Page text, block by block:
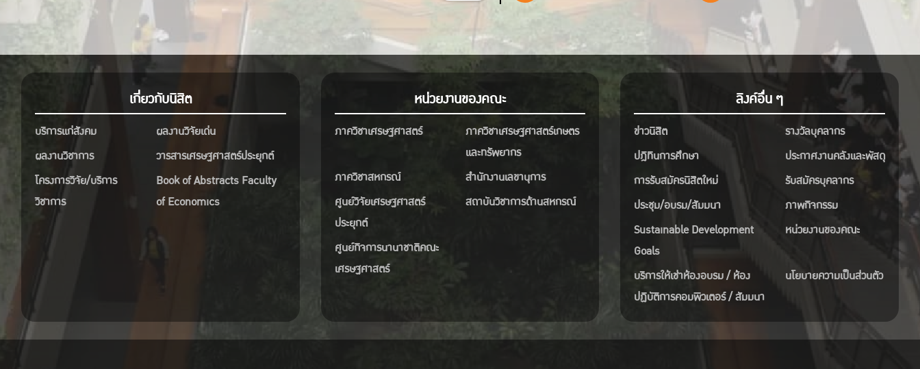
เกี่ยวกับนิสิต
บริการแก่สังคม
ผลงานวิจัยเด่น
ผลงานวิชาการ
วารสารเศรษฐศาสตร์ประยุกต์
โครงการวิจัย/บริการ
วิชาการ
Book of Abstracts Faculty
of Economics
หน่วยงานของคณะ
ภาควิชาเศรษฐศาสตร์
ภาควิชาเศรษฐศาสตร์เกษตร
และทรัพยากร
ภาควิชาสหกรณ์
สำนักงานเลขานุการ
ศูนย์วิจัยเศรษฐศาสตร์
ประยุกต์
สถาบันวิชาการด้านสหกรณ์
ศูนย์กิจการนานาชาติคณะ
เศรษฐศาสตร์
ลิงค์อื่น ๆ
ข่าวนิสิต
รางวัลบุคลากร
ปฎิทินการศึกษา
ประกาศงานคลังและพัสดุ
การรับสมัครนิสิตใหม่
รับสมัครบุคลากร
ประชุม/อบรม/สัมมนา
ภาพกิจกรรม
Sustainable Development
Goals
หน่วยงานของคณะ
บริการให้เช่าห้องอบรม / ห้อง
ปฏิบัติการคอมพิวเตอร์ / สัมมนา
นโยบายความเป็นส่วนตัว